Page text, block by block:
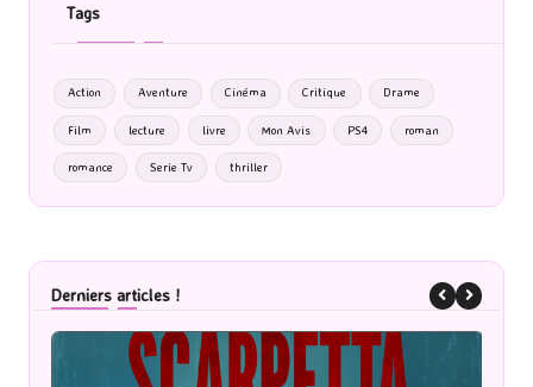
Tags
Action Aventure Cinéma Critique Drame
Film lecture livre Mon Avis PS4 roman
romance Serie Tv thriller
Derniers articles !